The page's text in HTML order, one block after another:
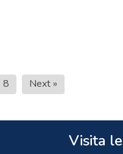
8 Next »
Visita